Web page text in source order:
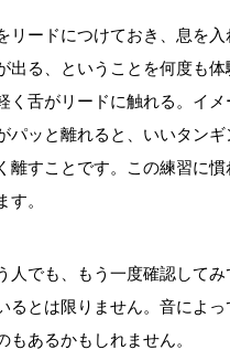
リードにつけておき、息を
出る、ということを何度も
く舌がリードに触れる。イ
パッと離れると、いいタン
離すことです。この練習に
。
人でも、もう一度確認して
るとは限りません。音によ
あるかもしれません。